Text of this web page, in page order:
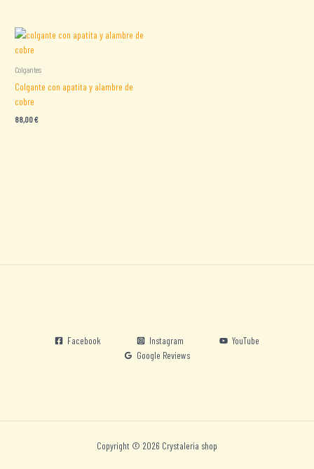
Colgantes
Colgante con apatita y alambre de
cobre
88,00€
Facebook Instagram
YouTube
Google Reviews
Copyright © 2026 Crystaleria shop